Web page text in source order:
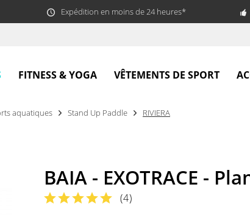
Expédition en moins de 24 heures*
FITNESS & YOGA VÊTEMENTS DE SPORT
aquatiques Stand Up Paddle RIVIERA
BAIA - EXOTRACE -
(4)